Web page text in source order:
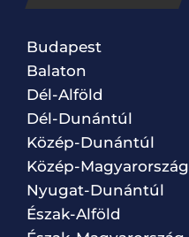
Budapest
Balaton
Dél-Alföld
Dél-Dunántúl
Közép-Dunántúl
Közép-Magyarország
Nyugat-Dunántúl
Észak-Alföld